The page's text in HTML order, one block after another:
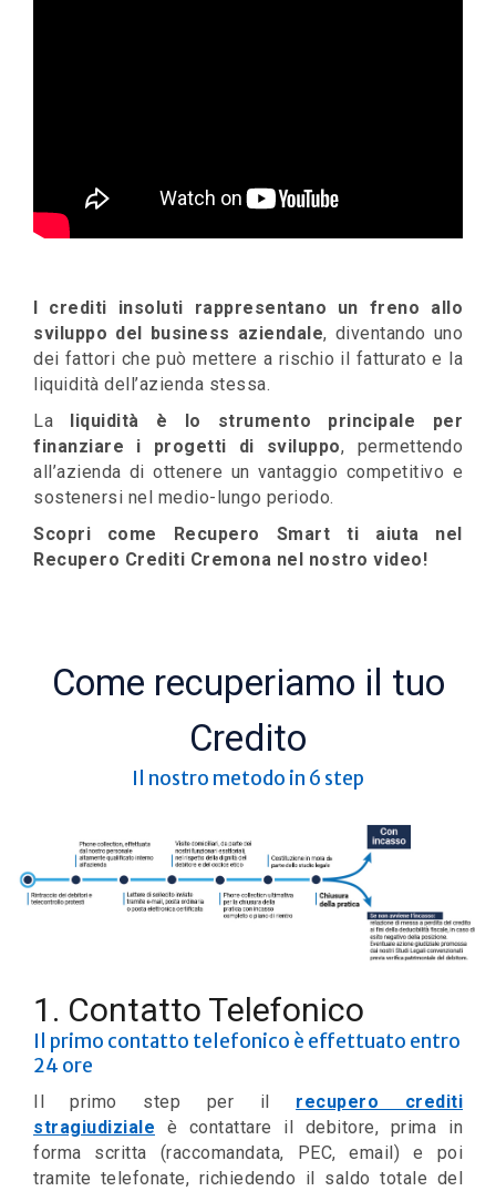
I crediti insoluti rappresentano un freno allo
sviluppo del business aziendale, diventando uno
dei fattori che può mettere a rischio il fatturato e la
liquidità dell’azienda stessa.
La liquidità è lo strumento principale per
finanziare i progetti di sviluppo, permettendo
all’azienda di ottenere un vantaggio competitivo e
sostenersi nel medio-lungo periodo.
Scopri come Recupero Smart ti aiuta nel
Recupero Crediti Cremona nel nostro video!
Come recuperiamo il tuo
Credito
Il nostro metodo in 6 step
1. Contatto Telefonico
Il primo contatto telefonico è effettuato entro
24 ore
Il primo step per il recupero crediti
stragiudiziale è contattare il debitore, prima in
forma scritta (raccomandata, PEC, email) e poi
tramite telefonate, richiedendo il saldo totale del